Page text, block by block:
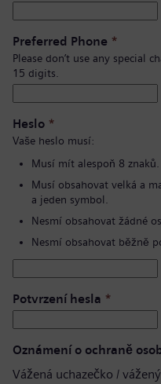
Preferred Phone *
Please don’t use any special
15 digits.
Heslo *
Vaše heslo musí:
Musí mít alespoň 8 znaků.
Musí obsahovat velká a
a jeden symbol.
Nesmí obsahovat žádné
Nesmí obsahovat běžně
Potvrzení hesla *
Oznámení o ochraně
Vážená uchazečko /